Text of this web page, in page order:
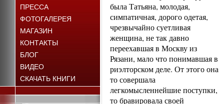
ПРЕССА
ФОТОГАЛЕРЕЯ
МАГАЗИН
КОНТАКТЫ
БЛОГ
ВИДЕО
СКАЧАТЬ КНИГИ
была Татьяна, молодая,
симпатичная, дорого одетая,
чрезвычайно суетливая
женщина, не так давно
переехавшая в Москву из
Рязани, мало что понимавшая в
риэлторском деле. От этого она
то совершала
легкомысленнейшие поступки,
то бравировала своей